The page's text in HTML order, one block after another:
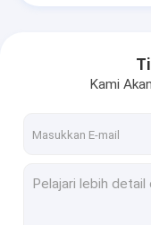
Tentang Kami
Kami